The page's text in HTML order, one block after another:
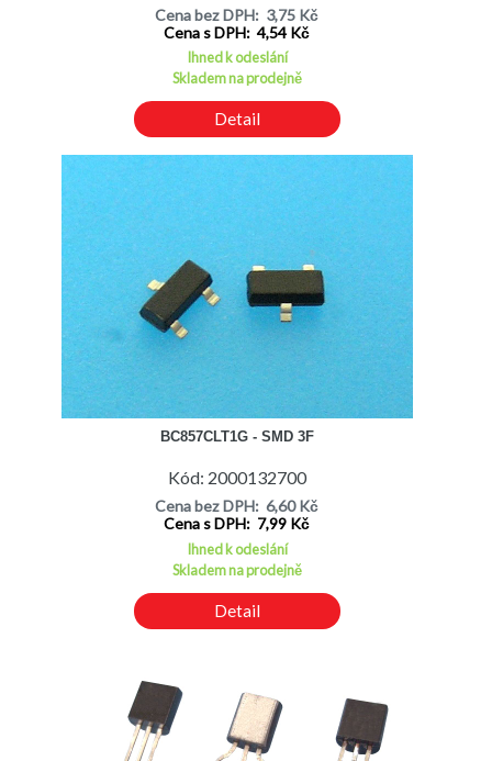
Cena bez DPH: 3,75 Kč
Cena s DPH: 4,54 Kč
Ihned k odeslání
Skladem na prodejně
Detail
BC857CLT1G - SMD 3F
Kód: 2000132700
Cena bez DPH: 6,60 Kč
Cena s DPH: 7,99 Kč
Ihned k odeslání
Skladem na prodejně
Detail